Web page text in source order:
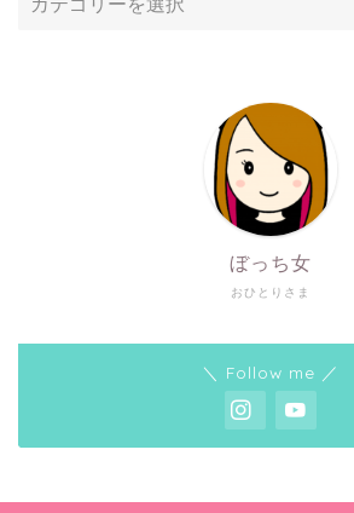
おひとりさま
ぼっち女
＼ Follow me ／